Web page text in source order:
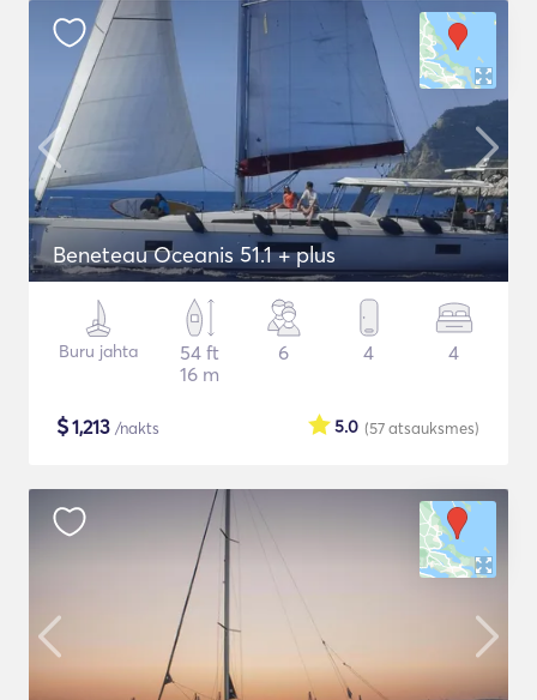
Beneteau Oceanis 51.1 + plus
Buru jahta
54 ft
16 m
6 4 4
$1,213 /nakts (57atsauksmes)
5.0